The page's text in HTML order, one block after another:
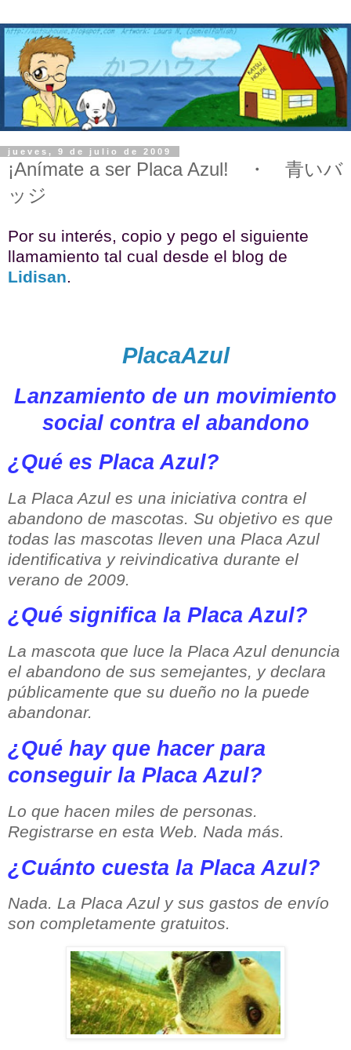
jueves, 9 de julio de 2009
¡Anímate a ser Placa Azul! ・ 青いバ
ッジ
Por su interés, copio y pego el siguiente
llamamiento tal cual desde el blog de
Lidisan.
PlacaAzul
Lanzamiento de un movimiento
social contra el abandono
¿Qué es Placa Azul?
La Placa Azul es una iniciativa contra el
abandono de mascotas. Su objetivo es que
todas las mascotas lleven una Placa Azul
identificativa y reivindicativa durante el
verano de 2009.
¿Qué significa la Placa Azul?
La mascota que luce la Placa Azul denuncia
el abandono de sus semejantes, y declara
públicamente que su dueño no la puede
abandonar.
¿Qué hay que hacer para
conseguir la Placa Azul?
Lo que hacen miles de personas.
Registrarse en esta Web. Nada más.
¿Cuánto cuesta la Placa Azul?
Nada. La Placa Azul y sus gastos de envío
son completamente gratuitos.